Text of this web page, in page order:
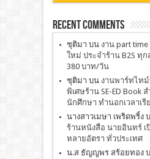
Recent Comments
ชุติมา บน งาน part
ใหม่ ประจำร้าน B2S ทุก
380 บาท/วัน
ชุติมา บน งานพาร์ทไท
พิเศษร้าน SE-ED Book
นักศึกษา ทำนอกเวลาเรี
นางสาวเมษา เพริดพริ้ง
ร้านหนังสือ นายอินทร์ เ
หลายอัตรา ทั่วประเทศ
น.ส ธัญญพร สร้อยทอง